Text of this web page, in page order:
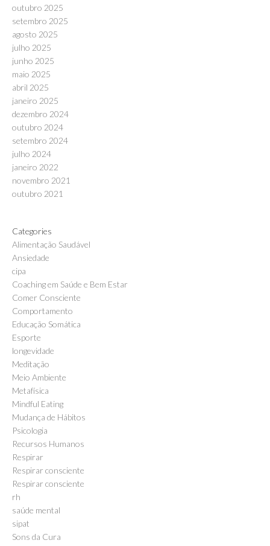
outubro 2025
setembro 2025
agosto 2025
julho 2025
junho 2025
maio 2025
abril 2025
janeiro 2025
dezembro 2024
outubro 2024
setembro 2024
julho 2024
janeiro 2022
novembro 2021
outubro 2021
Categories
Alimentação Saudável
Ansiedade
cipa
Coaching em Saúde e Bem Estar
Comer Consciente
Comportamento
Educação Somática
Esporte
longevidade
Meditação
Meio Ambiente
Metafísica
Mindful Eating
Mudança de Hábitos
Psicologia
Recursos Humanos
Respirar
Respirar consciente
Respirar consciente
rh
saúde mental
sipat
Sons da Cura